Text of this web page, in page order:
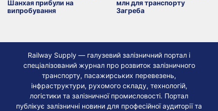
Шанхая прибули на
випробування
млн для транспорту
Загреба
Railway Supply — галузевий залізничний портал і
спеціалізований журнал про розвиток залізничного
транспорту, пасажирських перевезень,
інфраструктури, рухомого складу, технологій,
логістики та залізничної промисловості. Портал
публікує залізничні новини для професійної аудиторії та